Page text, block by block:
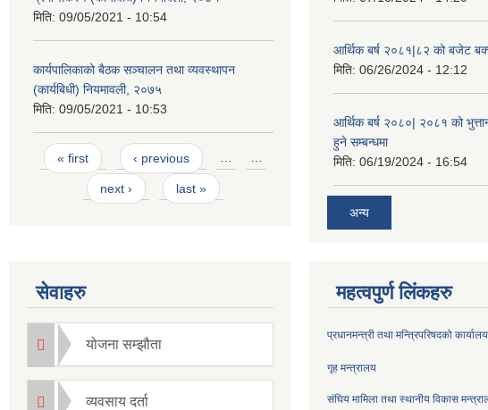
मिति: 09/05/2021 - 10:54
कार्यपालिकाको बैठक सञ्चालन तथा व्यवस्थापन
(कार्यबिधी) नियमावली, २०७५
मिति: 09/05/2021 - 10:53
Pages
« first ‹ previous … …
next › last »
आर्थिक बर्ष २०८१|८२ को बजेट
मिति: 06/26/2024 - 12:12
आर्थिक बर्ष २०८०| २०८१ को
हुने सम्बन्धमा
मिति: 06/19/2024 - 16:54
अन्य
सेवाहरु
योजना सम्झौता
व्यवसाय दर्ता
महत्वपुर्ण लिंकहरु
प्रधानमन्त्री तथा मन्त्रिपरिषदको कार्यालय
गृह मन्त्रालय
संघिय मामिला तथा स्थानीय विकास